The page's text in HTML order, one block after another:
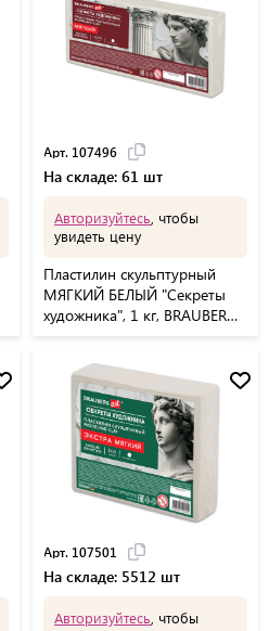
Арт. 107496
На складе: 61 шт
Авторизуйтесь , чтобы
увидеть цену
Пластилин скульптурный
МЯГКИЙ БЕЛЫЙ "Секреты
художника", 1 кг, BRAUBERG
Арт. 107501
На складе: 5512 шт
Авторизуйтесь , чтобы